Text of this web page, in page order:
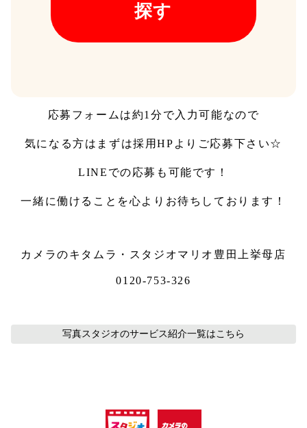
探す
応募フォームは約1分で入力可能なので
気になる方はまずは採用HPよりご応募下さい☆
LINEでの応募も可能です！
一緒に働けることを心よりお待ちしております！
カメラのキタムラ・スタジオマリオ豊田上挙母店
0120-753-326
写真スタジオのサービス紹介一覧はこちら